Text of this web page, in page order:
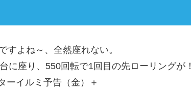
すよね～、全然座れない。
に座り、550回転で1回目の先ローリングが！
ーイルミ予告（金）＋